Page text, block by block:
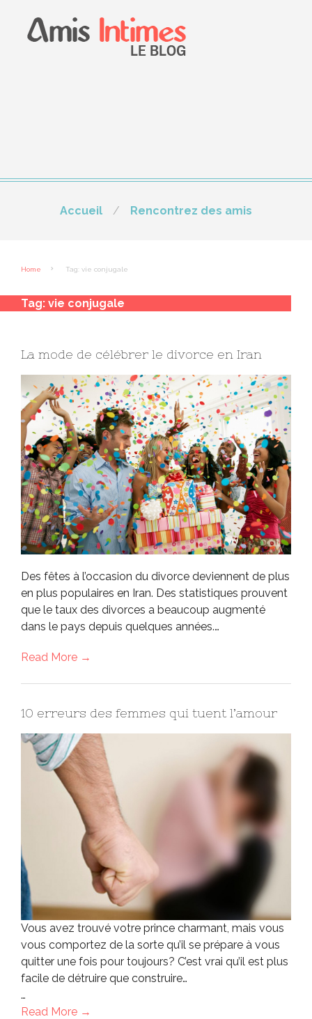
Accueil Rencontrez des amis
Home Tag: vie conjugale
Tag: vie conjugale
La mode de célébrer le divorce en Iran
Des fêtes à l’occasion du divorce deviennent de plus
en plus populaires en Iran. Des statistiques prouvent
que le taux des divorces a beaucoup augmenté
dans le pays depuis quelques années.…
Read More →
10 erreurs des femmes qui tuent l’amour
Vous avez trouvé votre prince charmant, mais vous
vous comportez de la sorte qu’il se prépare à vous
quitter une fois pour toujours? C’est vrai qu’il est plus
facile de détruire que construire…
…
Read More →